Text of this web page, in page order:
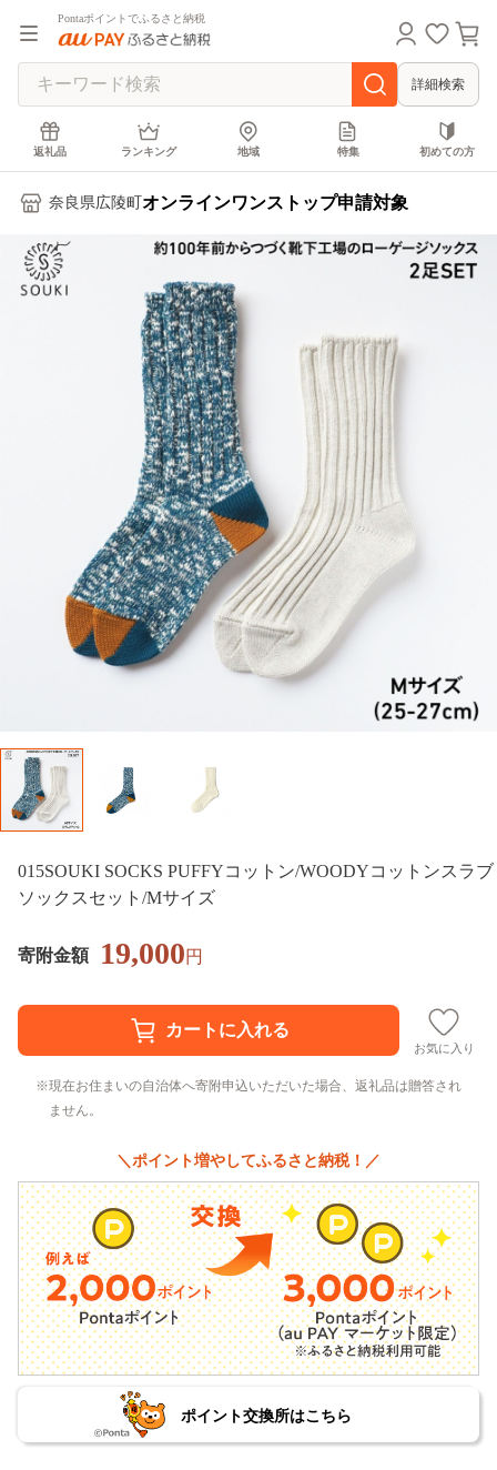
Pontaポイントでふるさと納税
詳細検索
返礼品 ランキング 地域 特集 初めての方
奈良県広陵町 オンラインワンストップ申請対象
015SOUKI SOCKS PUFFYコットン/WOODYコットンスラブ
ソックスセット/Mサイズ
寄附金額 19,000円
お気に入り
現在お住まいの自治体へ寄附申込いただいた場合、返礼品は贈答され
ません。
＼ポイント増やしてふるさと納税！／
ポイント交換所はこちら